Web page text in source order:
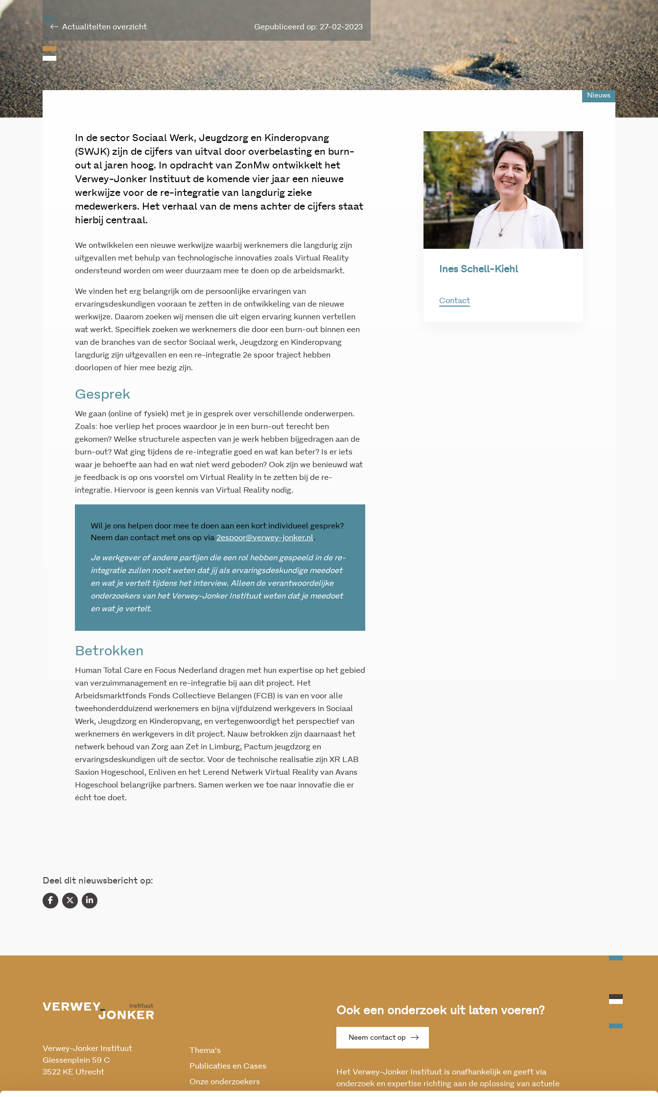
Actualiteiten overzicht Gepubliceerd op: 27-02-2023
Nieuws
In de sector Sociaal Werk, Jeugdzorg en Kinderopvang
(SWJK) zijn de cijfers van uitval door overbelasting en burn-
out al jaren hoog. In opdracht van ZonMw ontwikkelt het
Verwey-Jonker Instituut de komende vier jaar een nieuwe
werkwijze voor de re-integratie van langdurig zieke
medewerkers. Het verhaal van de mens achter de cijfers staat
hierbij centraal.
We ontwikkelen een nieuwe werkwijze waarbij werknemers die langdurig zijn
uitgevallen met behulp van technologische innovaties zoals Virtual Reality
ondersteund worden om weer duurzaam mee te doen op de arbeidsmarkt.
We vinden het erg belangrijk om de persoonlijke ervaringen van
ervaringsdeskundigen vooraan te zetten in de ontwikkeling van de nieuwe
werkwijze. Daarom zoeken wij mensen die uit eigen ervaring kunnen vertellen
wat werkt. Specifiek zoeken we werknemers die door een burn-out binnen een
van de branches van de sector Sociaal werk, Jeugdzorg en Kinderopvang
langdurig zijn uitgevallen en een re-integratie 2e spoor traject hebben
doorlopen of hier mee bezig zijn.
Gesprek
We gaan (online of fysiek) met je in gesprek over verschillende onderwerpen.
Zoals: hoe verliep het proces waardoor je in een burn-out terecht ben
gekomen? Welke structurele aspecten van je werk hebben bijgedragen aan de
burn-out? Wat ging tijdens de re-integratie goed en wat kan beter? Is er iets
waar je behoefte aan had en wat niet werd geboden? Ook zijn we benieuwd wat
je feedback is op ons voorstel om Virtual Reality in te zetten bij de re-
integratie. Hiervoor is geen kennis van Virtual Reality nodig.
Wil je ons helpen door mee te doen aan een kort individueel gesprek?
Neem dan contact met ons op via 2espoor@verwey-jonker.nl .
Je werkgever of andere partijen die een rol hebben gespeeld in de re-
integratie zullen nooit weten dat jij als ervaringsdeskundige meedoet
en wat je vertelt tijdens het interview. Alleen de verantwoordelijke
onderzoekers van het Verwey-Jonker Instituut weten dat je meedoet
en wat je vertelt.
Betrokken
Human Total Care en Focus Nederland dragen met hun expertise op het gebied
van verzuimmanagement en re-integratie bij aan dit project. Het
Arbeidsmarktfonds Fonds Collectieve Belangen (FCB) is van en voor alle
tweehonderdduizend werknemers en bijna vijfduizend werkgevers in Sociaal
Werk, Jeugdzorg en Kinderopvang, en vertegenwoordigt het perspectief van
werknemers én werkgevers in dit project. Nauw betrokken zijn daarnaast het
netwerk behoud van Zorg aan Zet in Limburg, Pactum jeugdzorg en
ervaringsdeskundigen uit de sector. Voor de technische realisatie zijn XR LAB
Saxion Hogeschool, Enliven en het Lerend Netwerk Virtual Reality van Avans
Hogeschool belangrijke partners. Samen werken we toe naar innovatie die er
écht toe doet.
Ines Schell-Kiehl
Contact
Deel dit nieuwsbericht op:
Verwey-Jonker Instituut
Giessenplein 59 C
3522 KE Utrecht
Thema’s
Publicaties en Cases
Onze onderzoekers
Ook een onderzoek uit laten voeren?
Neem contact op
Het Verwey-Jonker Instituut is onafhankelijk en geeft via
onderzoek en expertise richting aan de oplossing van actuele